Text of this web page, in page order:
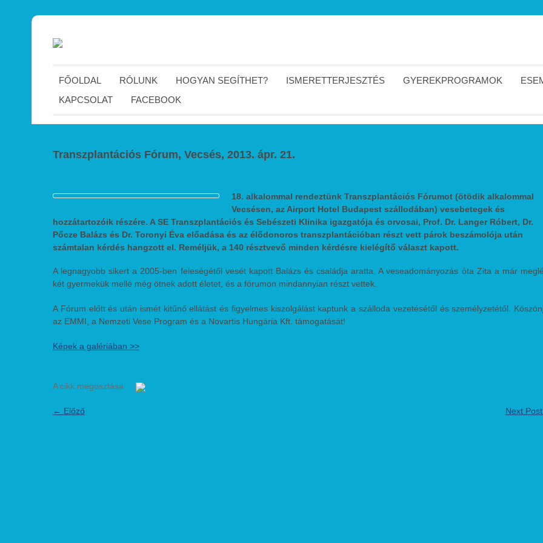
FŐOLDAL RÓLUNK HOGYAN SEGÍTHET? ISMERETTERJESZTÉS GYEREKPROGRAMOK
KAPCSOLAT
FACEBOOK
Transzplantációs Fórum, Vecsés, 2013. ápr. 21.
18. alkalommal rendeztünk Transzplantációs Fórumot (ötödik alkalommal
Vecsésen, az Airport Hotel Budapest szállodában) vesebetegek és
hozzátartozóik részére. A SE Transzplantációs és Sebészeti Klinika igazgatója és orvosai, Prof. Dr. Langer Róbert, Dr.
Pőcze Balázs és Dr. Toronyi Éva előadása és az élődonoros transzplantációban részt vett párok beszámolója után
számtalan kérdés hangzott el. Reméljük, a 140 résztvevő minden kérdésre kielégítő választ kapott.
A legnagyobb sikert a 2005-ben feleségétől vesét kapott Balázs és családja aratta. A veseadományozás óta Zita a már
két gyermekük mellé még ötnek adott életet, és a fórumon mindannyian részt vettek.
A Fórum előtt és után ismét kitűnő ellátást és figyelmes kiszolgálást kaptunk a szálloda vezetésétől és személyzetétől.
az EMMI, a Nemzeti Vese Program és a Novartis Hungária Kft. támogatását!
Képek a galériában >>
A cikk megosztása
← Előző Next Post